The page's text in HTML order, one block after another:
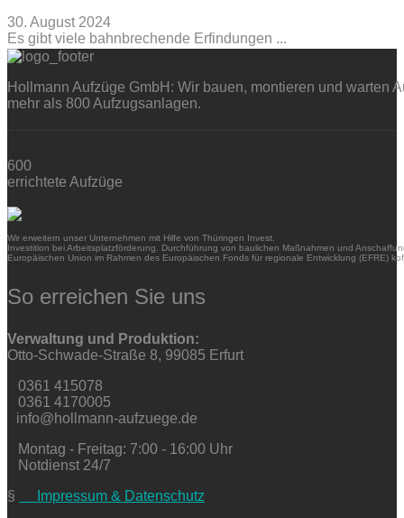
30. August 2024
Es gibt viele bahnbrechende Erfindungen ...
Hollmann Aufzüge GmbH: Wir bauen, montieren und warten
mehr als 800 Aufzugsanlagen.
600
errichtete Aufzüge
Wir erweitern unser Unternehmen mit Hilfe von Thüringen Invest.
Investition bei Arbeitsplatzförderung. Durchführung von baulichen Maßnahmen und
Europäischen Union im Rahmen des Europäischen Fonds für regionale Entwicklung (EFRE)
So erreichen Sie uns
Verwaltung und Produktion:
Otto-Schwade-Straße 8, 99085 Erfurt
0361 415078
0361 4170005
info@hollmann-aufzuege.de
Montag - Freitag: 7:00 - 16:00 Uhr
Notdienst 24/7
§
Impressum & Datenschutz